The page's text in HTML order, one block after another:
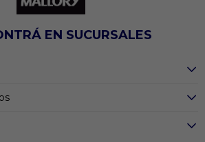
EN SUCURSALES